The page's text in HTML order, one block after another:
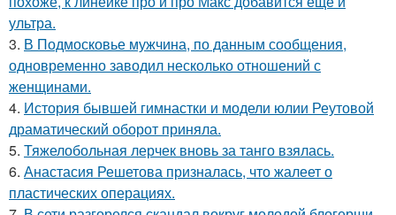
ультра.
3. В Подмосковье мужчина, по данным сообщения,
одновременно заводил несколько отношений с
женщинами.
4. История бывшей гимнастки и модели юлии Реутовой
драматический оборот приняла.
5. Тяжелобольная лерчек вновь за танго взялась.
6. Анастасия Решетова призналась, что жалеет о
пластических операциях.